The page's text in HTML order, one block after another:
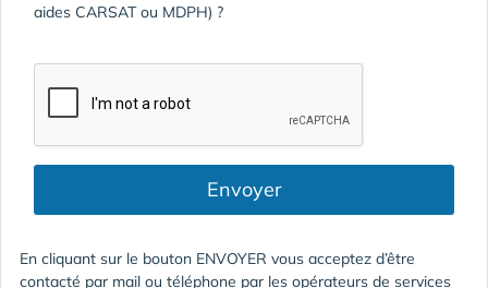
aides CARSAT ou MDPH) ?
Envoyer
En cliquant sur le bouton ENVOYER vous acceptez d’être
contacté par mail ou téléphone par les opérateurs de services